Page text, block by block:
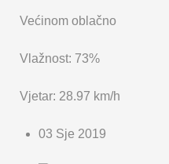
Većinom oblačno
Vlažnost: 73%
Vjetar: 28.97 km/h
03 Sje 2019